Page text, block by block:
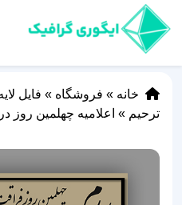
خانه » فروشگاه » فایل
ترحیم » اعلامیه چهلمین روز